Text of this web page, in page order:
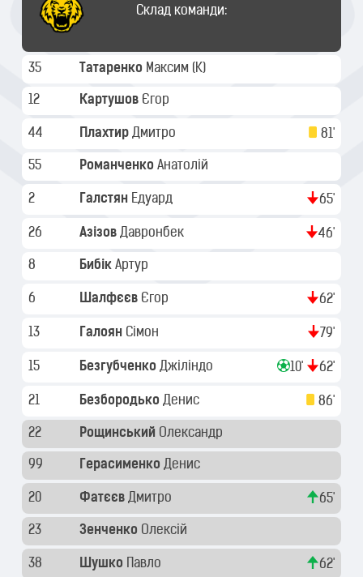
Склад команди:
35 Татаренко Максим (K)
12 Картушов Єгор
44 Плахтир Дмитро 81'
55 Романченко Анатолій
2 Галстян Едуард 65'
26 Азізов Давронбек 46'
8 Бибік Артур
6 Шалфєєв Єгор 62'
13 Галоян Сімон 79'
15 Безгубченко Джіліндо 10' 62'
21 Безбородько Денис 86'
22 Рощинський Олександр
99 Герасименко Денис
20 Фатєєв Дмитро 65'
23 Зенченко Олексій
38 Шушко Павло 62'